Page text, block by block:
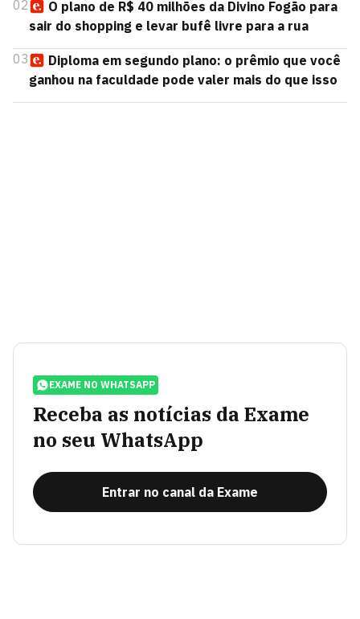
02
O plano de R$ 40 milhões da Divino Fogão para
sair do shopping e levar bufê livre para a rua
03
Diploma em segundo plano: o prêmio que você
ganhou na faculdade pode valer mais do que isso
EXAME NO WHATSAPP
Receba as notícias da Exame
no seu WhatsApp
Entrar no canal da Exame